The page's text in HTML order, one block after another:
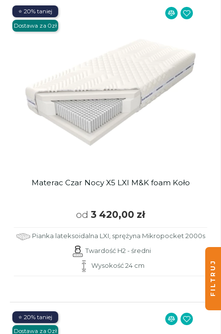
Materac Czar Nocy X5 LXI M&K foam Koło
od 3 420,00 zł
Pianka lateksoidalna LXI, sprężyna Mikropocket 2000s
Twardość H2 - średni
Wysokość 24 cm
⭐ 20% taniej
Dostawa za 0zł
⭐ 20% taniej
Dostawa za 0zł
FILTRUJ